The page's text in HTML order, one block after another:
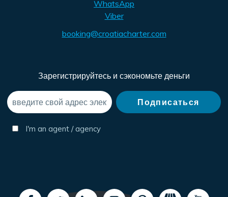
WhatsApp
Viber
booking@croatiacharter.com
Зарегистрируйтесь и сэкономьте деньги
I'm an agent / agency